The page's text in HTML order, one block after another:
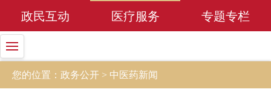
政民互动 医疗服务 专题专栏
您的位置：政务公开 > 中医药新闻